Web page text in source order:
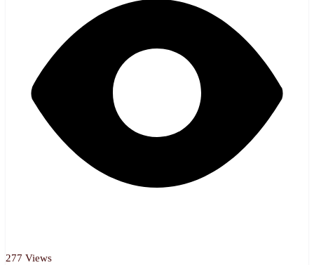
277 Views